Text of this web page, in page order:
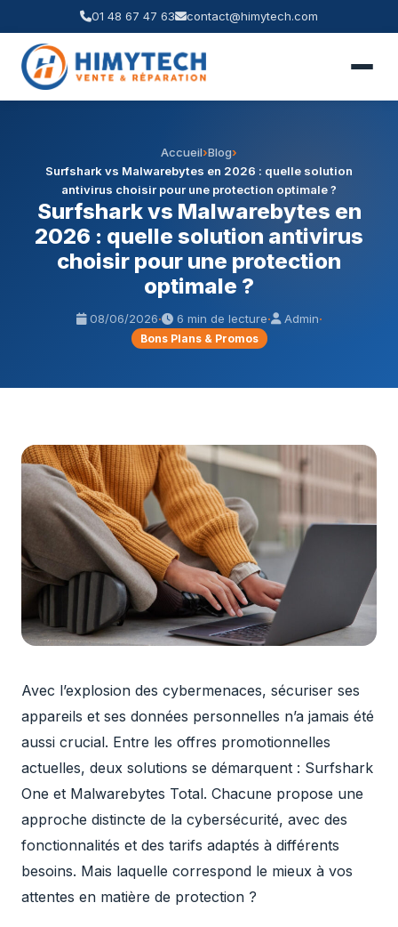
01 48 67 47 63 contact@himytech.com
Accueil›Blog›
Surfshark vs Malwarebytes en 2026 : quelle solution
antivirus choisir pour une protection optimale ?
Surfshark vs Malwarebytes en
2026 : quelle solution antivirus
choisir pour une protection
optimale ?
08/06/2026· 6 min de lecture· Admin·
Bons Plans & Promos
Avec l’explosion des cybermenaces, sécuriser ses
appareils et ses données personnelles n’a jamais été
aussi crucial. Entre les offres promotionnelles
actuelles, deux solutions se démarquent : Surfshark
One et Malwarebytes Total. Chacune propose une
approche distincte de la cybersécurité, avec des
fonctionnalités et des tarifs adaptés à différents
besoins. Mais laquelle correspond le mieux à vos
attentes en matière de protection ?